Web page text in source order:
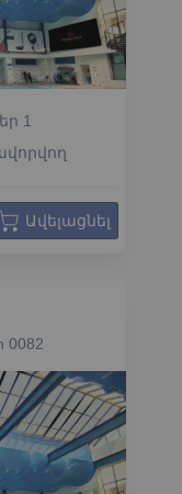
1
Ավելացնել
0082